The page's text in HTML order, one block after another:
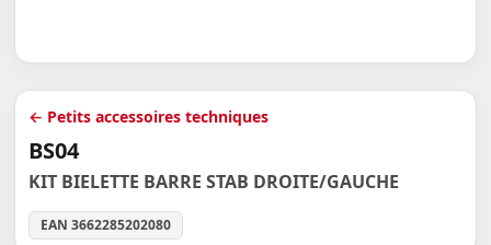
← Petits accessoires techniques
BS04
KIT BIELETTE BARRE STAB DROITE/GAUCHE
EAN 3662285202080